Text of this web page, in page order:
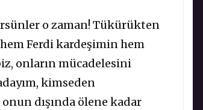
o zaman! Tükürükten
Ferdi kardeşimin hem
onların mücadelesini
kimseden
dışında ölene kadar